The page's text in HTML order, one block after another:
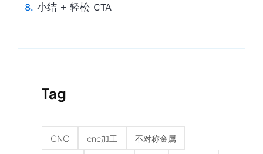
小结 + 轻松 CTA
Tag
CNC cnc加工 不对称金属